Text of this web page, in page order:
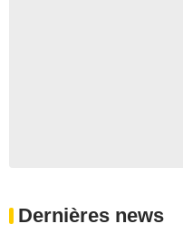
Dernières news